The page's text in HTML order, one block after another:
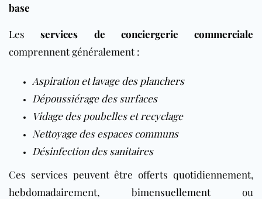
base
Lesservices de conciergerie commerciale
comprennent généralement :
Aspiration et lavage des planchers
Dépoussiérage des surfaces
Vidage des poubelles et recyclage
Nettoyage des espaces communs
Désinfection des sanitaires
Ces services peuvent être offerts quotidiennement,
hebdomadairement, bimensuellementou